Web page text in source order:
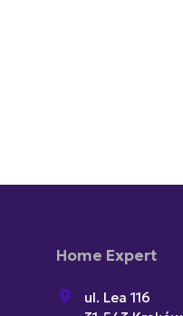
Home Expert
ul. Lea 116